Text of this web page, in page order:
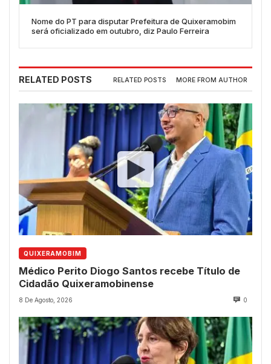
Nome do PT para disputar Prefeitura de Quixeramobim
será oficializado em outubro, diz Paulo Ferreira
RELATED POSTS RELATED POSTS MORE FROM AUTHOR
QUIXERAMOBIM
Médico Perito Diogo Santos recebe Título de
Cidadão Quixeramobinense
8 De Agosto, 2026 0